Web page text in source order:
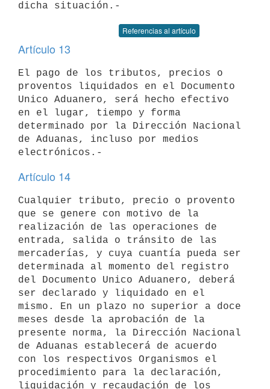
Referencias al artículo
Artículo 13
El pago de los tributos, precios o
proventos liquidados en el Documento
Unico Aduanero, será hecho efectivo
en el lugar, tiempo y forma
determinado por la Dirección Nacional
de Aduanas, incluso por medios
Artículo 14
Cualquier tributo, precio o provento
que se genere con motivo de la
realización de las operaciones de
entrada, salida o tránsito de las
mercaderías, y cuya cuantía pueda ser
determinada al momento del registro
del Documento Unico Aduanero, deberá
ser declarado y liquidado en el
mismo. En un plazo no superior a doce
meses desde la aprobación de la
presente norma, la Dirección Nacional
de Aduanas establecerá de acuerdo
con los respectivos Organismos el
procedimiento para la declaración,
liquidación y recaudación de los